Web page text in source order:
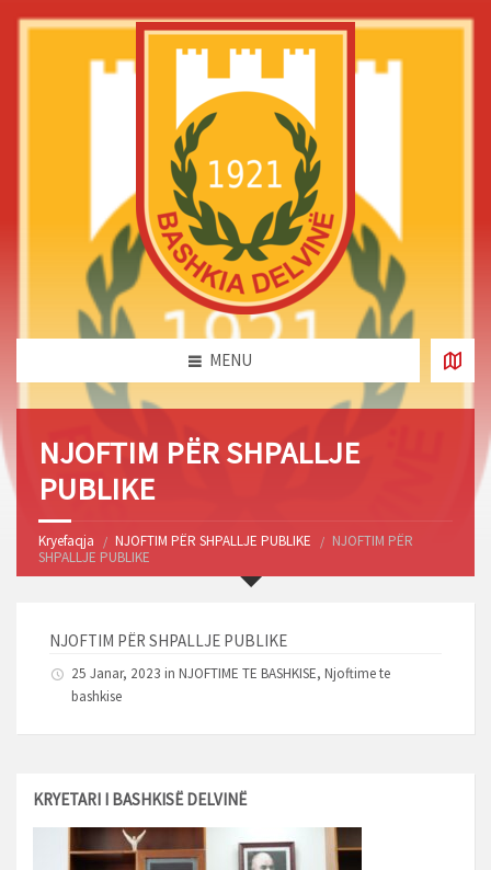
MENU
NJOFTIM PËR SHPALLJE
PUBLIKE
Kryefaqja NJOFTIM PËR SHPALLJE PUBLIKE
NJOFTIM PËR
SHPALLJE PUBLIKE
NJOFTIM PËR SHPALLJE PUBLIKE
25 Janar, 2023 in NJOFTIME TE BASHKISE, Njoftime te
bashkise
KRYETARI I BASHKISË DELVINË